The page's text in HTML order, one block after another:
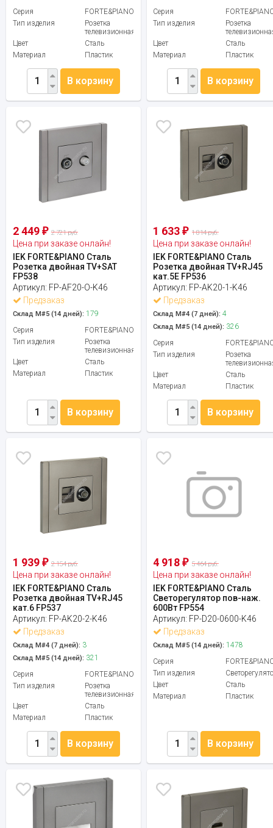
Серия
FORTE&PIANO
Тип изделия
Розетка
телевизионная
Цвет
Сталь
Материал
Пластик
В корзину
Серия
Тип изделия
Розетка
Цвет
Сталь
Материал
Пластик
В корзину
2 449 ₽ 2 721 руб.
Цена при заказе онлайн!
IEK FORTE&PIANO Сталь
Розетка двойная TV+SAT
FP538
Артикул: FP-AF20-O-K46
Предзаказ
Склад М#5 (14 дней): 179
Серия
FORTE&PIANO
Тип изделия
Розетка
телевизионная
Цвет
Сталь
Материал
Пластик
В корзину
1 633₽ 1 814 руб.
Цена при заказе онлайн!
IEK FORTE&PIANO Сталь
Розетка двойная TV+RJ45
кат.5E FP536
Артикул: FP-AK20-1-K46
Предзаказ
Склад М#4 (7 дней): 4
Склад М#5 (14 дней): 326
Серия
Тип изделия
Розетка
Цвет
Сталь
Материал
Пластик
В корзину
1 939 ₽ 2 154 руб.
Цена при заказе онлайн!
IEK FORTE&PIANO Сталь
Розетка двойная TV+RJ45
кат.6 FP537
Артикул: FP-AK20-2-K46
Предзаказ
Склад М#4 (7 дней): 3
Склад М#5 (14 дней): 321
Серия
FORTE&PIANO
Тип изделия
Розетка
телевизионная
Цвет
Сталь
Материал
Пластик
В корзину
4 918₽ 5 464 руб.
Цена при заказе онлайн!
IEK FORTE&PIANO Сталь
Светорегулятор пов-наж.
600Вт FP554
Артикул: FP-D20-0600-K46
Предзаказ
Склад М#5 (14 дней): 1478
Серия
Тип изделия
Цвет
Сталь
Материал
Пластик
В корзину